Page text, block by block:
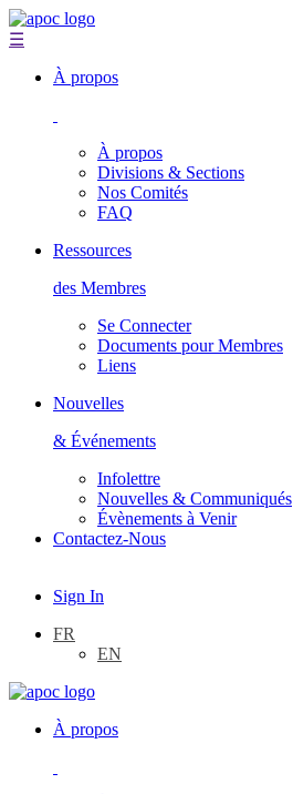
☰
À propos
À propos
Divisions & Sections
Nos Comités
FAQ
Ressources
des Membres
Se Connecter
Documents pour Membres
Liens
Nouvelles
& Événements
Infolettre
Nouvelles & Communiqués
Évènements à Venir
Contactez-Nous
Sign In
FR
EN
À propos